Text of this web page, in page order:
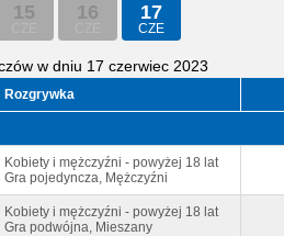
15 16 17
CZE
w dniu 17 czerwiec 2023
Rozgrywka
Kobiety i mężczyźni - powyżej 18 lat
Gra pojedyncza, Mężczyźni
Kobiety i mężczyźni - powyżej 18 lat
Gra podwójna, Mieszany